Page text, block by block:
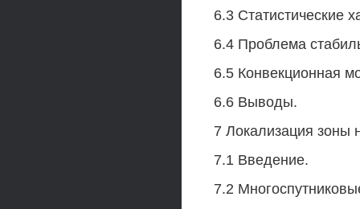
6.3 Статистические
6.4 Проблема
6.5 Конвекционная
6.6 Выводы.
7 Локализация зоны
7.1 Введение.
7.2